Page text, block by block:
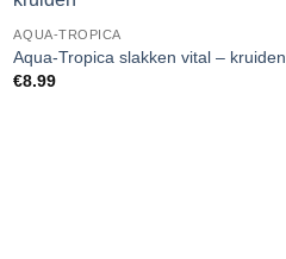
AQUA-TROPICA
Aqua-Tropica slakken vital – kruiden
€8.99